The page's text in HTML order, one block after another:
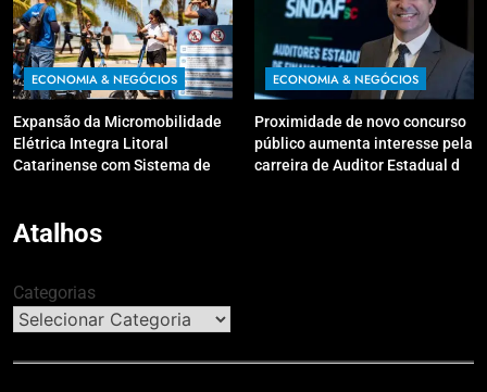
ECONOMIA & NEGÓCIOS
Expansão da Micromobilidade
Elétrica Integra Litoral
Catarinense com Sistema de
ECONOMIA & NEGÓCIOS
Proximidade de novo concurso
público aumenta interesse pela
carreira de Auditor Estadual de
Atalhos
Categorias